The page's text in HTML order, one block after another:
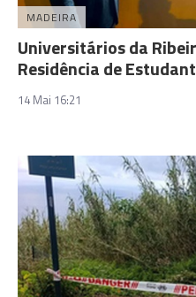
MADEIRA
Universitários da
Residência de
14 Mai 16:21